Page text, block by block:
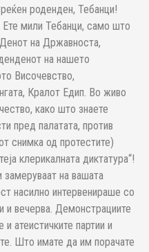
роденден, Тебанци!
мили Тебанци, само што
на Државноста,
на нашето
Височевство,
Кралот Едип. Во живо
како што знаете
пред палатата, против
снимка од протестите)
клерикалната диктатура“!
замеруваат на вашата
насилно интервенираше со
и вечерва. Демонстрациите
атеистичките партии и
Што имате да им порачате